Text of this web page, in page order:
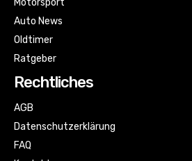
Motorsport
Auto News
Oldtimer
Ratgeber
Rechtliches
AGB
Datenschutzerklärung
FAQ